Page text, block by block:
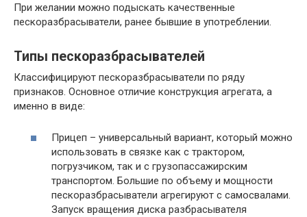
При желании можно подыскать качественные
пескоразбрасыватели, ранее бывшие в употреблении.
Типы пескоразбрасывателей
Классифицируют пескоразбрасыватели по ряду
признаков. Основное отличие конструкция агрегата, а
именно в виде:
Прицеп – универсальный вариант, который можно
использовать в связке как с трактором,
погрузчиком, так и с грузопассажирским
транспортом. Большие по объему и мощности
пескоразбрасыватели агрегируют с самосвалами.
Запуск вращения диска разбрасывателя